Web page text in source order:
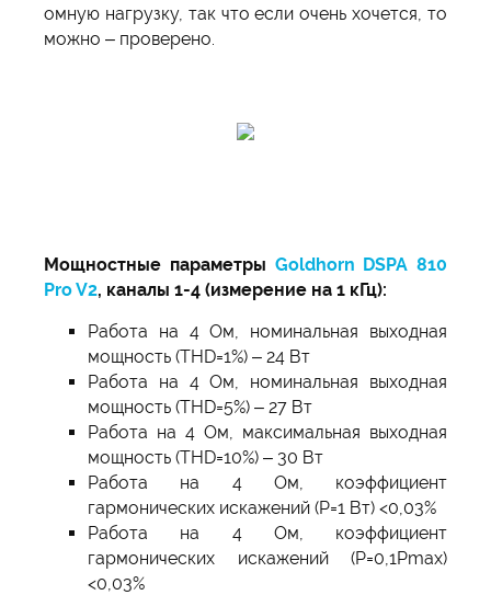
омную нагрузку, так что если очень хочется, то
можно – проверено.
Мощностные параметры Goldhorn DSPA 810
Pro V2, каналы 1-4 (измерение на 1 кГц):
Работа на 4 Ом, номинальная выходная
мощность (THD=1%) – 24 Вт
Работа на 4 Ом, номинальная выходная
мощность (THD=5%) – 27 Вт
Работа на 4 Ом, максимальная выходная
мощность (THD=10%) – 30 Вт
Работа на 4 Ом, коэффициент
гармонических искажений (P=1 Вт) <0,03%
Работа на 4 Ом, коэффициент
гармонических искажений (P=0,1Pmax)
<0,03%